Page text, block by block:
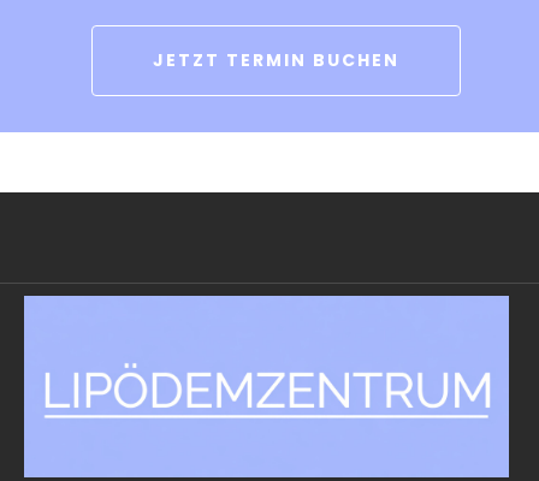
JETZT TERMIN BUCHEN